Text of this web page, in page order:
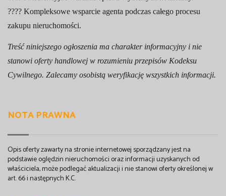
???? Kompleksowe wsparcie agenta podczas całego procesu
zakupu nieruchomości.
Treść niniejszego ogłoszenia ma charakter informacyjny i nie
stanowi oferty handlowej w rozumieniu przepisów Kodeksu
Cywilnego. Zalecamy osobistą weryfikację wszystkich informacji.
NOTA PRAWNA
Opis oferty zawarty na stronie internetowej sporządzany jest na
podstawie oględzin nieruchomości oraz informacji uzyskanych od
właściciela, może podlegać aktualizacji i nie stanowi oferty określonej w
art. 66 i następnych K.C.